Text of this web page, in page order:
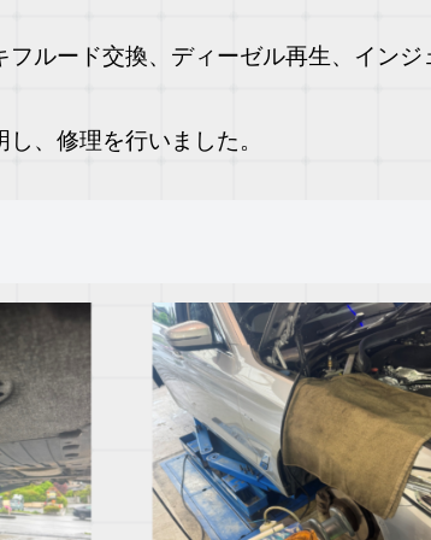
フルード交換、ディーゼル再生、インジ
、修理を行いました。